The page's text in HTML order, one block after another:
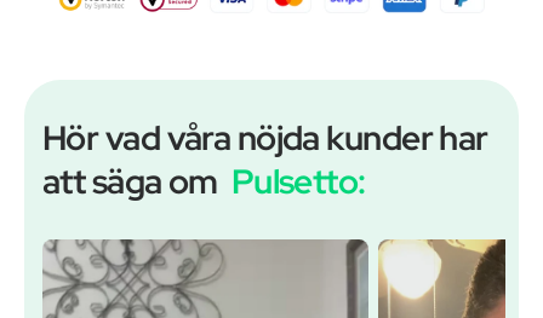
Hör vad våra nöjda kunder har
att säga om Pulsetto: